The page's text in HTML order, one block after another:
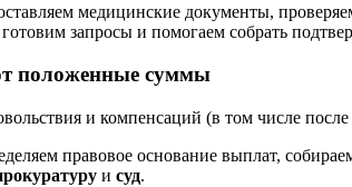
медицинские документы,
запросы и помогаем собрать
положенные суммы
и компенсаций (в том числе
правовое основание выплат,
и суд.